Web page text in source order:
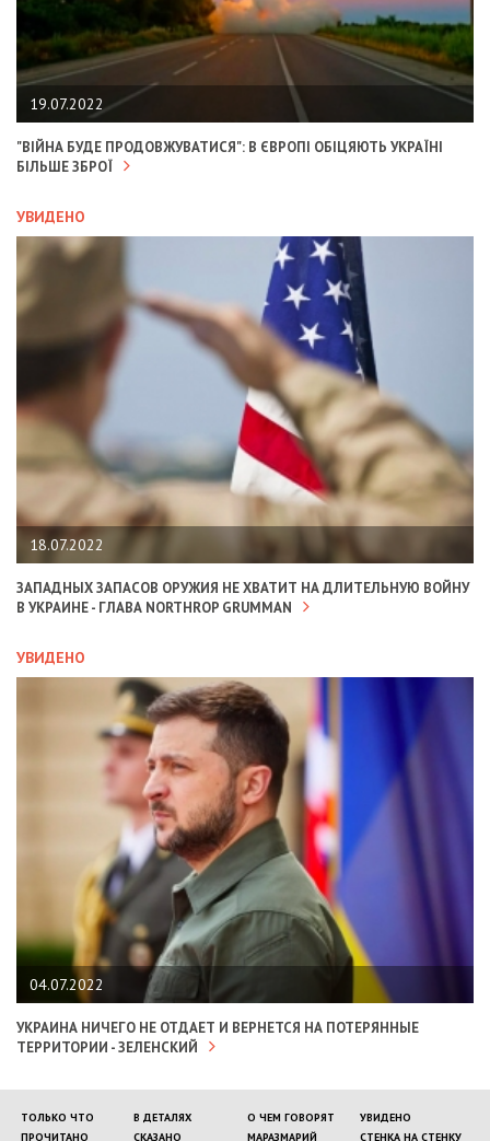
19.07.2022
"ВІЙНА БУДЕ ПРОДОВЖУВАТИСЯ": В ЄВРОПІ ОБІЦЯЮТЬ УКРАЇНІ
БІЛЬШЕ ЗБРОЇ
УВИДЕНО
18.07.2022
ЗАПАДНЫХ ЗАПАСОВ ОРУЖИЯ НЕ ХВАТИТ НА ДЛИТЕЛЬНУЮ ВОЙНУ
В УКРАИНЕ - ГЛАВА NORTHROP GRUMMAN
УВИДЕНО
04.07.2022
УКРАИНА НИЧЕГО НЕ ОТДАЕТ И ВЕРНЕТСЯ НА ПОТЕРЯННЫЕ
ТЕРРИТОРИИ - ЗЕЛЕНСКИЙ
ТОЛЬКО ЧТО В ДЕТАЛЯХ О ЧЕМ ГОВОРЯТ
УВИДЕНО
ПРОЧИТАНО
СКАЗАНО МАРАЗМАРИЙ СТЕНКА НА СТЕНКУ